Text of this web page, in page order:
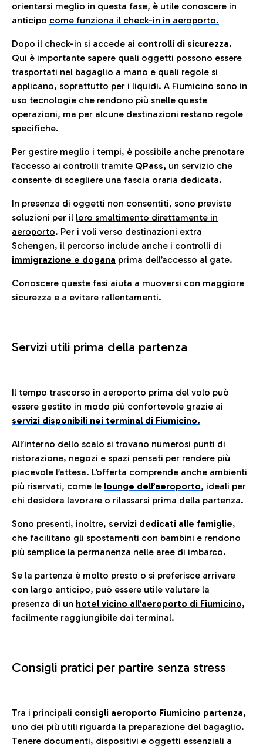
orientarsi meglio in questa fase, è utile conoscere in
anticipo come funziona il check-in in aeroporto.
Dopo il check-in si accede ai controlli di sicurezza.
Qui è importante sapere quali oggetti possono essere
trasportati nel bagaglio a mano e quali regole si
applicano, soprattutto per i liquidi. A Fiumicino sono in
uso tecnologie che rendono più snelle queste
operazioni, ma per alcune destinazioni restano regole
specifiche.
Per gestire meglio i tempi, è possibile anche prenotare
l’accesso ai controlli tramite QPass, un servizio che
consente di scegliere una fascia oraria dedicata.
In presenza di oggetti non consentiti, sono previste
soluzioni per il loro smaltimento direttamente in
aeroporto. Per i voli verso destinazioni extra
Schengen, il percorso include anche i controlli di
immigrazione e dogana prima dell’accesso al gate.
Conoscere queste fasi aiuta a muoversi con maggiore
sicurezza e a evitare rallentamenti.
Servizi utili prima della partenza
Il tempo trascorso in aeroporto prima del volo può
essere gestito in modo più confortevole grazie ai
servizi disponibili nei terminal di Fiumicino.
All’interno dello scalo si trovano numerosi punti di
ristorazione, negozi e spazi pensati per rendere più
piacevole l’attesa. L’offerta comprende anche ambienti
più riservati, come le lounge dell’aeroporto, ideali per
chi desidera lavorare o rilassarsi prima della partenza.
Sono presenti, inoltre, servizi dedicati alle famiglie,
che facilitano gli spostamenti con bambini e rendono
più semplice la permanenza nelle aree di imbarco.
Se la partenza è molto presto o si preferisce arrivare
con largo anticipo, può essere utile valutare la
presenza di un hotel vicino all’aeroporto di Fiumicino,
facilmente raggiungibile dai terminal.
Consigli pratici per partire senza stress
Tra i principali consigli aeroporto Fiumicino partenza,
uno dei più utili riguarda la preparazione del bagaglio.
Tenere documenti, dispositivi e oggetti essenziali a